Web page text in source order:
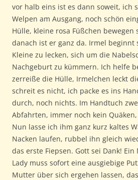
vor halb eins ist es dann soweit, ich
Welpen am Ausgang, noch schön
Hülle, kleine rosa Füßchen
danach ist er ganz da. Irmel beginnt
Kleine zu lecken, sich um die
Nachgeburt zu kümmern. Ich helfe
zerreiße die Hülle, Irmelchen leckt
schreit es nicht, ich packe es ins
durch, noch nichts. Im Handtuch
Abfahrten, immer noch kein
Nun lasse ich ihm ganz kurz kaltes
Nacken laufen, rubbel ihn gleich
das erste Fiepsen. Gott sei Dank!
Lady muss sofort eine ausgiebige
Mutter über sich ergehen lassen,